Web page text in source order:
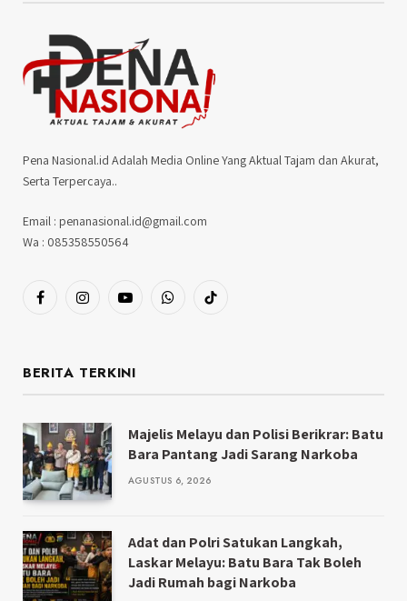
Pena Nasional.id Adalah Media Online Yang Aktual Tajam dan Akurat,
Serta Terpercaya..
Email : penanasional.id@gmail.com
Wa : 085358550564
FacebookInstagramYouTubeWhatsAppTikTok
BERITA TERKINI
Majelis Melayu dan Polisi Berikrar: Batu
Bara Pantang Jadi Sarang Narkoba
AGUSTUS 6, 2026
Adat dan Polri Satukan Langkah,
Laskar Melayu: Batu Bara Tak Boleh
Jadi Rumah bagi Narkoba